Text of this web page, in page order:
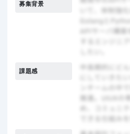
募集背景
課題感